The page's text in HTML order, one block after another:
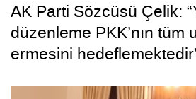
AK Parti Sözcüsü Çelik:
düzenleme PKK’nın tüm
ermesini